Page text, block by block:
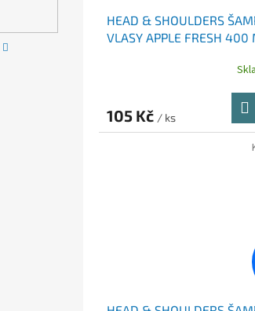
HEAD & SHOULDERS
VLASY APPLE FRESH 400
105 Kč / ks